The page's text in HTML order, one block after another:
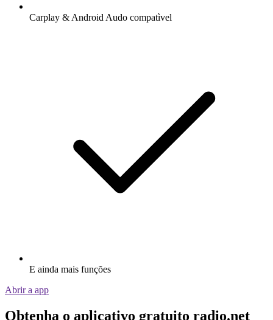
Carplay & Android Audo compatìvel
E ainda mais funções
Abrir a app
Obtenha o aplicativo gratuito radio.net